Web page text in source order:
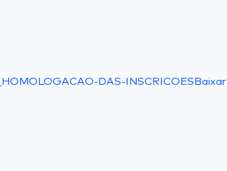
DAS-INSCRICOES Baixar